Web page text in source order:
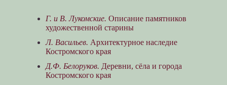
Г. и В. Лукомские. Описание памятников
художественной старины
Л. Васильев. Архитектурное наследие
Костромского края
Д.Ф. Белоруков. Деревни, сёла и города
Костромского края